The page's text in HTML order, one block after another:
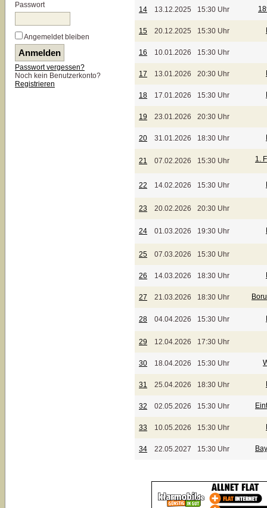
Passwort
Angemeldet bleiben
Passwort vergessen?
Noch kein Benutzerkonto?
Registrieren
14 13.12.2025 15:30 Uhr
15 20.12.2025 15:30 Uhr
16 10.01.2026 15:30 Uhr
17 13.01.2026 20:30 Uhr
18 17.01.2026 15:30 Uhr
19 23.01.2026 20:30 Uhr
20 31.01.2026 18:30 Uhr
21 07.02.2026 15:30 Uhr 1.
22 14.02.2026 15:30 Uhr
23 20.02.2026 20:30 Uhr
24 01.03.2026 19:30 Uhr
25 07.03.2026 15:30 Uhr
26 14.03.2026 18:30 Uhr
27 21.03.2026 18:30 Uhr
28 04.04.2026 15:30 Uhr
29 12.04.2026 17:30 Uhr
30 18.04.2026 15:30 Uhr
31 25.04.2026 18:30 Uhr
32 02.05.2026 15:30 Uhr
33 10.05.2026 15:30 Uhr
34 22.05.2027 15:30 Uhr